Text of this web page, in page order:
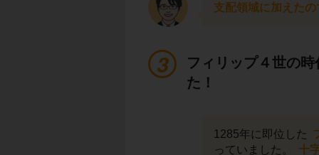
支配領域に加えたの
フィリップ４世の
た！
1285年に即位した
っていました。
十